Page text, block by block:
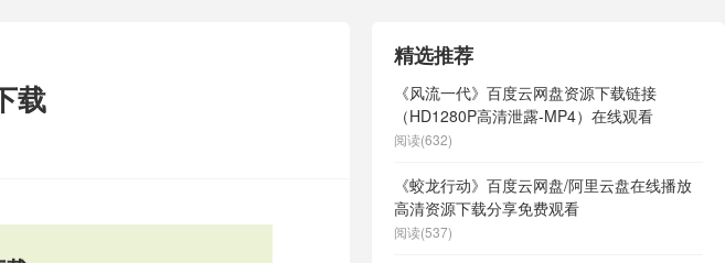
载
精选推荐
《风流一代》百度云网盘资源下载链接
（HD1280P高清泄露-MP4）在线观看
阅读(632)
《蛟龙行动》百度云网盘/阿里云盘在线播放
高清资源下载分享免费观看
阅读(537)